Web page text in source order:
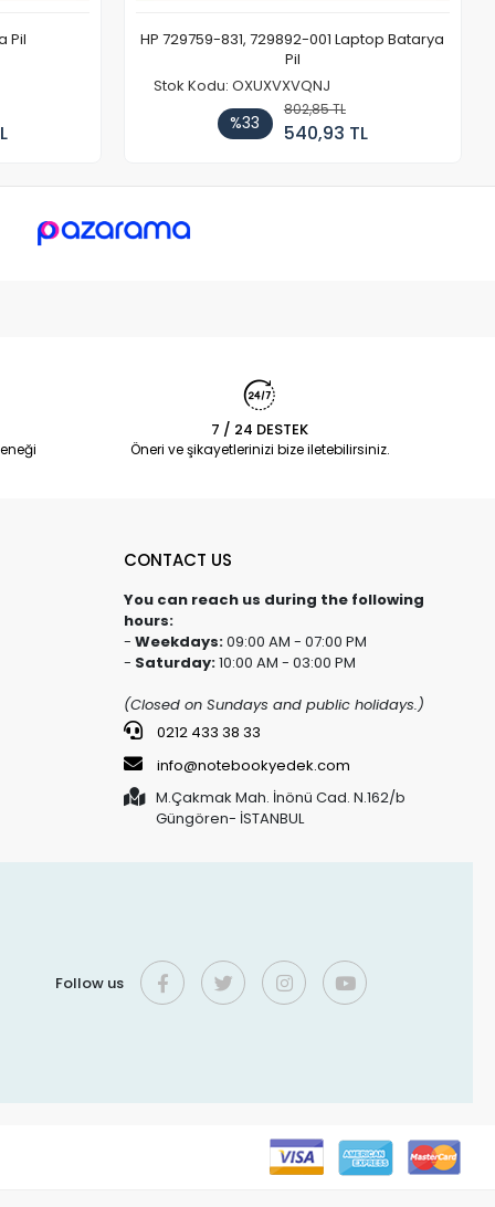
Pil
HP 729759-831, 729892-001 Laptop Batarya
Pil
Stok Kodu: OXUXVXVQNJ
%33
802,85 TL
540,93 TL
7 / 24 DESTEK
Öneri ve şikayetlerinizi bize iletebilirsiniz.
CONTACT US
You can reach us during the following
hours:
- Weekdays:09:00 AM - 07:00 PM
- Saturday:10:00 AM - 03:00 PM
(Closed on Sundays and public holidays.)
0212 433 38 33
info@notebookyedek.com
M.Çakmak Mah. İnönü Cad. N.162/b
Güngören- İSTANBUL
Follow us